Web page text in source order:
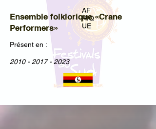
AF
RIQ
UE
Ensemble folklorique «Crane
Performers»
Présent en :
2010 - 2017 - 2023